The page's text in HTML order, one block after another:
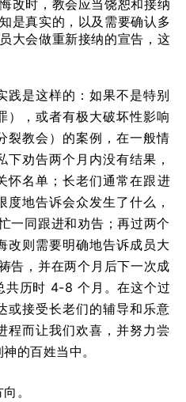
改时，教会应当饶恕和接纳
是真实的，以及需要确认多
大会做重新接纳的宣告，这
践是这样的：如果不是特别
），或者有极大破坏性影响
裂教会）的案例，在一般情
劝告两个月内没有结果，
怀名单；长老们通常在跟进
地告诉会众发生了什么，
一同跟进和劝告；再过两个
改则需要明确地告诉成员大
告，并在两个月后下一次成
共历时 4-8 个月。在这个过
或接受长老们的辅导和乐意
程而让我们欢喜，并努力尝
的百姓当中。
。